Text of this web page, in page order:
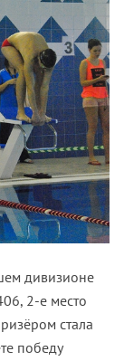
дивизионе
2-е место
стала
победу